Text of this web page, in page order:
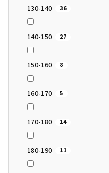
130-140 36
140-150 27
150-160 8
160-170 5
170-180 14
180-190 11